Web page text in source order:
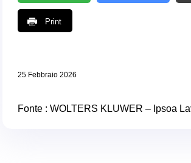
Print
25 Febbraio 2026
Fonte : WOLTERS KLUWER – Ipsoa